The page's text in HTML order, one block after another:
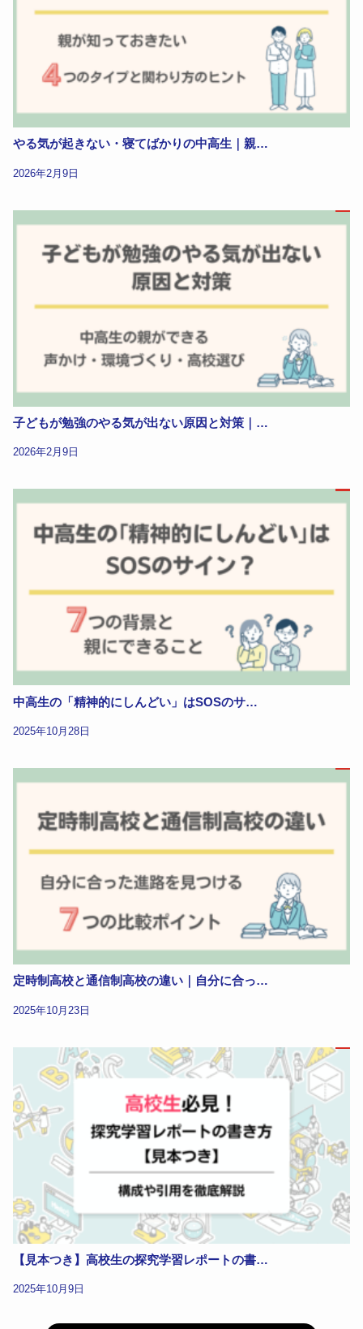
やる気が起きない・寝てばかりの中高生｜親…
2026年2月9日
子どもが勉強のやる気が出ない原因と対策｜…
2026年2月9日
中高生の「精神的にしんどい」はSOSのサ…
2025年10月28日
定時制高校と通信制高校の違い｜自分に合っ…
2025年10月23日
【見本つき】高校生の探究学習レポートの書…
2025年10月9日